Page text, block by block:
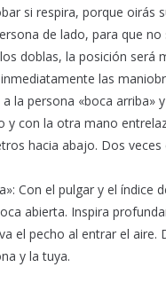
si respira, porque oirás
de lado, para que
doblas, la posición será
las
la persona «boca
y con la otra mano
hacia abajo. Dos
Con el pulgar y el
abierta. Inspira
el pecho al entrar el aire.
y la tuya.